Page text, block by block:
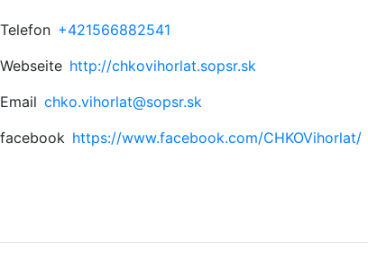
Telefon +421566882541
Webseite http://chkovihorlat.sopsr.sk
Email chko.vihorlat@sopsr.sk
facebook https://www.facebook.com/CHKOVihorlat/